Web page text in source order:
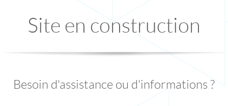
Site en construction
Besoin d'assistance ou d'informations ?